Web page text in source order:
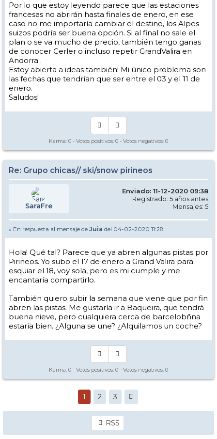
Por lo que estoy leyendo parece que las estaciones
francesas no abrirán hasta finales de enero, en ese
caso no me importaría cambiar el destino, los Alpes
suizos podría ser buena opción. Si al final no sale el
plan o se va mucho de precio, también tengo ganas
de conocer Cerler o incluso repetir GrandValira en
Andorra .
Estoy abierta a ideas también! Mi único problema son
las fechas que tendrían que ser entre el 03 y el 11 de
enero.
Saludos!
Karma: 0 - Votos positivos: 0 - Votos negativos: 0
Re: Grupo chicas// ski/snow pirineos
SaraFre
Enviado: 11-12-2020 09:38
Registrado: 5 años antes
Mensajes: 5
» En respuesta al mensaje de Juia del 04-02-2020 11:28
Hola! Qué tal? Parece que ya abren algunas pistas por
Pirineos. Yo subo el 17 de enero a Grand Valira para
esquiar el 18, voy sola, pero es mi cumple y me
encantaría compartirlo.
También quiero subir la semana que viene que por fin
abren las pistas. Me gustaría ir a Baqueira, que tendrá
buena nieve, pero cualquiera cerca de barcelobñna
estaría bien. ¿Alguna se une? ¿Alquilamos un coche?
Karma: 0 - Votos positivos: 0 - Votos negativos: 0
1 2 3
RSS